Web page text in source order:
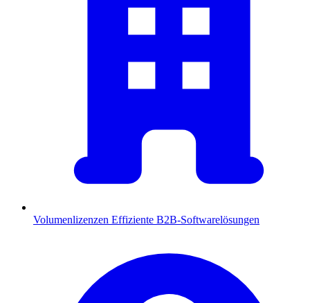
Volumenlizenzen Effiziente B2B-Softwarelösungen